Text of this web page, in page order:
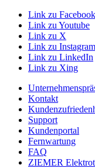
Link zu Facebook
Link zu Youtube
Link zu X
Link zu Instagram
Link zu LinkedIn
Link zu Xing
Kontakt
Support
Kundenportal
Fernwartung
FAQ
ZIEMER